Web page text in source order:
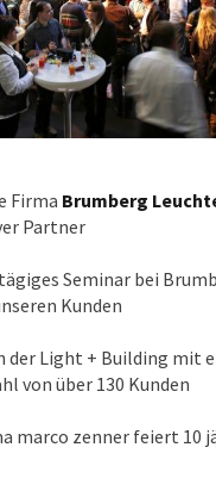
Firma Brumberg
Partner
Seminar bei
Kunden
der Light + Building mit
von über 130 Kunden
marco zenner feiert 10